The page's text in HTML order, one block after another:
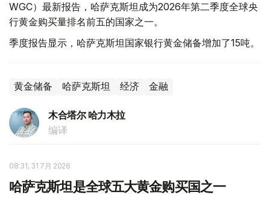
WGC）最新报告，哈萨克斯坦成为2026年第二季度全球央
行黄金购买量排名前五的国家之一。
季度报告显示，哈萨克斯坦国家银行黄金储备增加了15吨。
黄金储备 哈萨克斯坦 经济 金融
木合塔尔 哈力木拉
编译
08:31, 31 7月 2026
哈萨克斯坦是全球五大黄金购买国之一